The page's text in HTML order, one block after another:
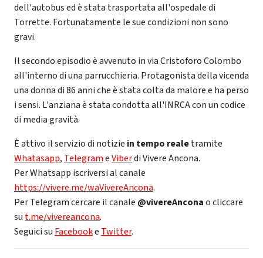
dell'autobus ed è stata trasportata all'ospedale di
Torrette. Fortunatamente le sue condizioni non sono
gravi.
Il secondo episodio è avvenuto in via Cristoforo Colombo
all'interno di una parrucchieria. Protagonista della vicenda
una donna di 86 anni che è stata colta da malore e ha perso
i sensi. L'anziana è stata condotta all'INRCA con un codice
di media gravità.
È attivo il servizio di notizie in tempo realetramite
Whatasapp, TelegrameViberdi Vivere Ancona.
Per Whatsapp iscriversi al canale
https://vivere.me/waVivereAncona.
Per Telegram cercare il canale @vivereAnconao cliccare
su t.me/vivereancona.
Seguici su Facebooke Twitter.